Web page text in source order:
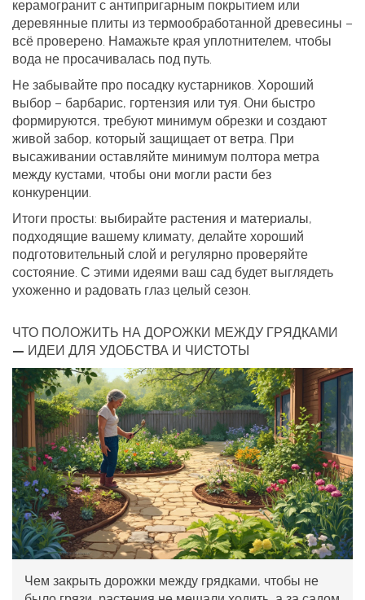
керамогранит с антипригарным покрытием или
деревянные плиты из термообработанной древесины –
всё проверено. Намажьте края уплотнителем, чтобы
вода не просачивалась под путь.
Не забывайте про посадку кустарников. Хороший
выбор – барбарис, гортензия или туя. Они быстро
формируются, требуют минимум обрезки и создают
живой забор, который защищает от ветра. При
высаживании оставляйте минимум полтора метра
между кустами, чтобы они могли расти без
конкуренции.
Итоги просты: выбирайте растения и материалы,
подходящие вашему климату, делайте хороший
подготовительный слой и регулярно проверяйте
состояние. С этими идеями ваш сад будет выглядеть
ухоженно и радовать глаз целый сезон.
ЧТО ПОЛОЖИТЬ НА ДОРОЖКИ МЕЖДУ ГРЯДКАМИ
— ИДЕИ ДЛЯ УДОБСТВА И ЧИСТОТЫ
Чем закрыть дорожки между грядками, чтобы не